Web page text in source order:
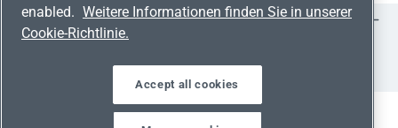
Jetzt auf Social Media folgen!
FacebookInstagramYouTubeLinkedIn
enabled. Weitere Informationen finden Sie in unserer
Cookie-Richtlinie.
Accept all cookies